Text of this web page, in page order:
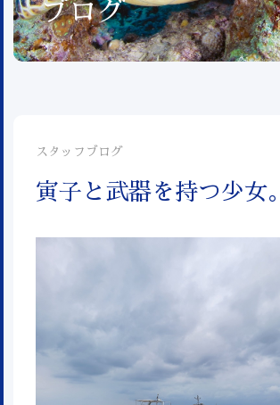
ブログ
スタッフブログ
寅子と武器を持つ少女。